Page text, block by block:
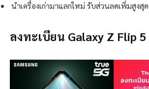
นำเครื่องเก่ามาแลกใหม่ รับส่วนลดเพิ่มสูงสุ
ลงทะเบียน Galaxy Z Flip